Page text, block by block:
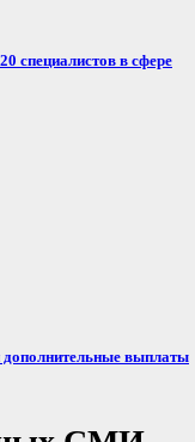
специалистов в сфере
выплаты